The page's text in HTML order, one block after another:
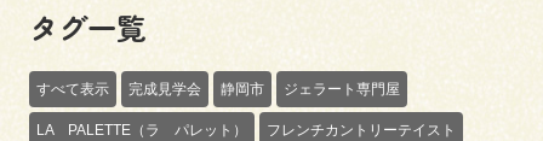
タグ一覧
すべて表示 完成見学会 静岡市 ジェラート専門屋
LA PALETTE（ラ パレット） フレンチカントリーテイスト